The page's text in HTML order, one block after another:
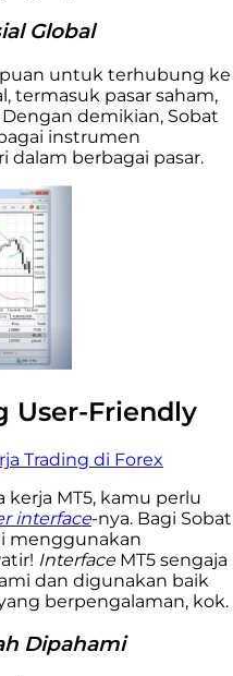
Global
untuk terhubung ke
termasuk pasar saham,
demikian, Sobat
instrumen
dalam berbagai pasar.
User-Friendly
Trading di Forex
MT5, kamu perlu
interface-nya. Bagi Sobat
menggunakan
InterfaceMT5 sengaja
dan digunakan baik
berpengalaman, kok.
Dipahami